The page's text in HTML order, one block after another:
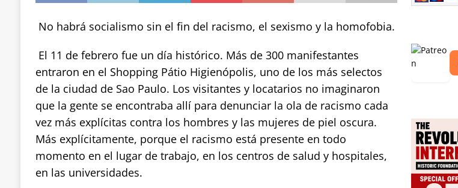
No habrá socialismo sin el fin del racismo, el sexismo y la homofobia.
El 11 de febrero fue un día histórico. Más de 300 manifestantes
entraron en el Shopping Pátio Higienópolis, uno de los más selectos
de la ciudad de Sao Paulo. Los visitantes y locatarios no imaginaron
que la gente se encontraba allí para denunciar la ola de racismo cada
vez más explícitas contra los hombres y las mujeres de piel oscura.
Más explícitamente, porque el racismo está presente en todo
momento en el lugar de trabajo, en los centros de salud y hospitales,
en las universidades.